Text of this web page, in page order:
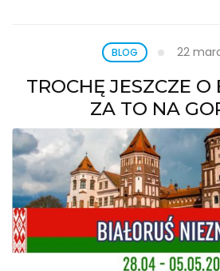
BLOG 22
TROCHĘ JESZCZE
ZA TO NA